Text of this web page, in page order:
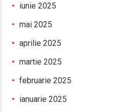
iunie 2025
mai 2025
aprilie 2025
martie 2025
februarie 2025
ianuarie 2025